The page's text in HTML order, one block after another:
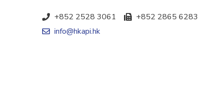
+852 2528 3061
+852 2865 6283
info@hkapi.hk